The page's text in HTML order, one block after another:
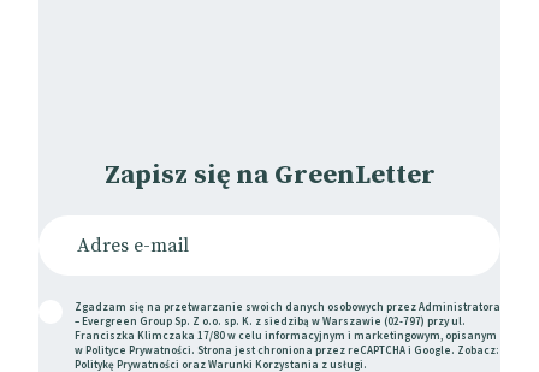
Zapisz się na GreenLetter
Zgadzam się na przetwarzanie swoich danych osobowych przez Administratora
– Evergreen Group Sp. Z o.o. sp. K. z siedzibą w Warszawie (02-797) przy ul.
Franciszka Klimczaka 17/80 w celu informacyjnym i marketingowym, opisanym
wPolityce Prywatności. Strona jest chroniona przez reCAPTCHA i Google. Zobacz:
Politykę Prywatności orazWarunki Korzystania z usługi.